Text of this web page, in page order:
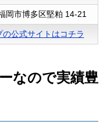
てました。
岡市博多区堅粕 14-21
公式サイトはコチラ
なので実績豊